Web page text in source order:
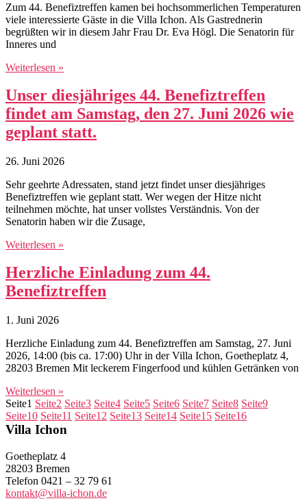
Zum 44. Benefiztreffen kamen bei hochsommerlichen Temperaturen
viele interessierte Gäste in die Villa Ichon. Als Gastrednerin
begrüßten wir in diesem Jahr Frau Dr. Eva Högl. Die Senatorin für
Inneres und
Weiterlesen »
Unser diesjähriges 44. Benefiztreffen
findet am Samstag, den 27. Juni 2026 wie
geplant statt.
26. Juni 2026
Sehr geehrte Adressaten, stand jetzt findet unser diesjähriges
Benefiztreffen wie geplant statt. Wer wegen der Hitze nicht
teilnehmen möchte, hat unser vollstes Verständnis. Von der
Senatorin haben wir die Zusage,
Weiterlesen »
Herzliche Einladung zum 44.
Benefiztreffen
1. Juni 2026
Herzliche Einladung zum 44. Benefiztreffen am Samstag, 27. Juni
2026, 14:00 (bis ca. 17:00) Uhr in der Villa Ichon, Goetheplatz 4,
28203 Bremen Mit leckerem Fingerfood und kühlen Getränken von
Weiterlesen »
Seite1 Seite2 Seite3 Seite4 Seite5 Seite6 Seite7 Seite8 Seite9
Seite10 Seite11 Seite12 Seite13 Seite14 Seite15 Seite16
Villa Ichon
Goetheplatz 4
28203 Bremen
Telefon 0421 – 32 79 61
kontakt@villa-ichon.de